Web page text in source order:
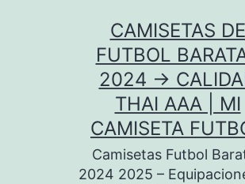
CAMISETAS DE
FUTBOL
2024 →
THAI AAA | MI
CAMISETA
Camisetas Futbol
2024 2025 –